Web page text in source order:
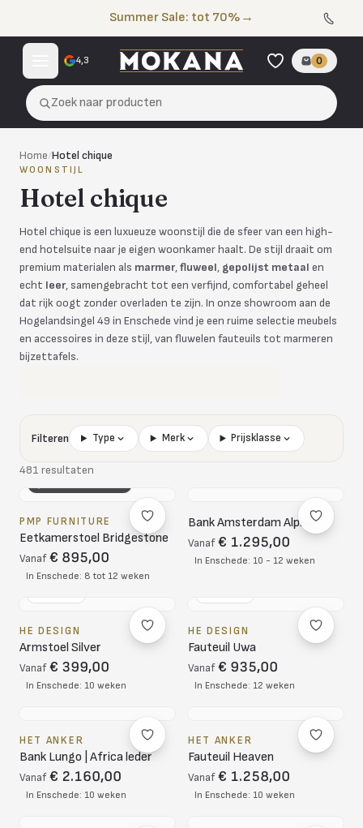
Summer Sale: tot 70% →
4,3 0
Zoek naar producten
Home/Hotel chique
WOONSTIJL
Hotel chique
Hotel chique is een luxueuze woonstijl die de sfeer van een high-
end hotelsuite naar je eigen woonkamer haalt. De stijl draait om
premium materialen als marmer,fluweel, gepolijst metaal en
echt leer, samengebracht tot een verfijnd, comfortabel geheel
dat rijk oogt zonder overladen te zijn. In onze showroom aan de
Hogelandsingel 49 in Enschede vind je een ruime selectie meubels
en accessoires in deze stijl, van fluwelen fauteuils tot marmeren
bijzettafels.
Filteren Type Merk Prijsklasse
481 resultaten
PMP FURNITURE
Eetkamerstoel Bridgestone
Vanaf € 895,00
In Enschede: 8 tot 12 weken
Bank Amsterdam Alpine
Vanaf € 1.295,00
In Enschede: 10 - 12 weken
HE DESIGN
Armstoel Silver
Vanaf € 399,00
In Enschede: 10 weken
HE DESIGN
Fauteuil Uwa
Vanaf € 935,00
In Enschede: 12 weken
HET ANKER
Bank Lungo | Africa leder
Vanaf € 2.160,00
In Enschede: 10 weken
HET ANKER
Fauteuil Heaven
Vanaf € 1.258,00
In Enschede: 10 weken